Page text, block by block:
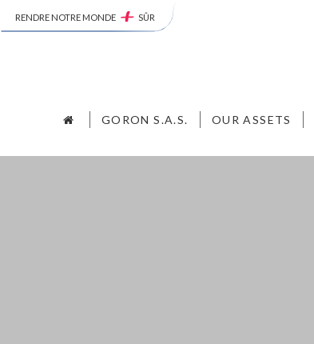
RENDRE NOTRE MONDE SÛR
GORON S.A.S. OUR ASSETS